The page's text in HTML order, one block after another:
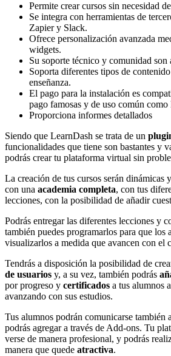
Permite crear cursos sin necesidad
Se integra con herramientas de
Zapier y Slack.
Ofrece personalización avanzada
widgets.
Su soporte técnico y comunidad son
Soporta diferentes tipos de
enseñanza.
El pago para la instalación es
pago famosas y de uso común
Proporciona informes detallados
Siendo que LearnDash se trata de un
funcionalidades que tiene son bastantes y
podrás crear tu plataforma virtual sin
La creación de tus cursos serán dinámicas
con una academia completa, con tus
lecciones, con la posibilidad de añadir
Podrás entregar las diferentes lecciones y
también puedes programarlos para que los
visualizarlos a medida que avancen con el
Tendrás a disposición la posibilidad de
de usuarios y, a su vez, también podrás
por progreso y certificados a tus alumnos
avanzando con sus estudios.
Tus alumnos podrán comunicarse también
podrás agregar a través de Add-ons. Tu
verse de manera profesional, y podrás
manera que quede atractiva.